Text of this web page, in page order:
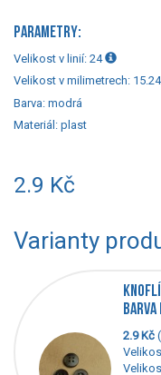
PARAMETRY:
Velikost v linií: 24
Velikost v milimetrech: 15.24
Barva: modrá
Materiál: plast
2.9 Kč
Varianty
BARVA
2.9 Kč